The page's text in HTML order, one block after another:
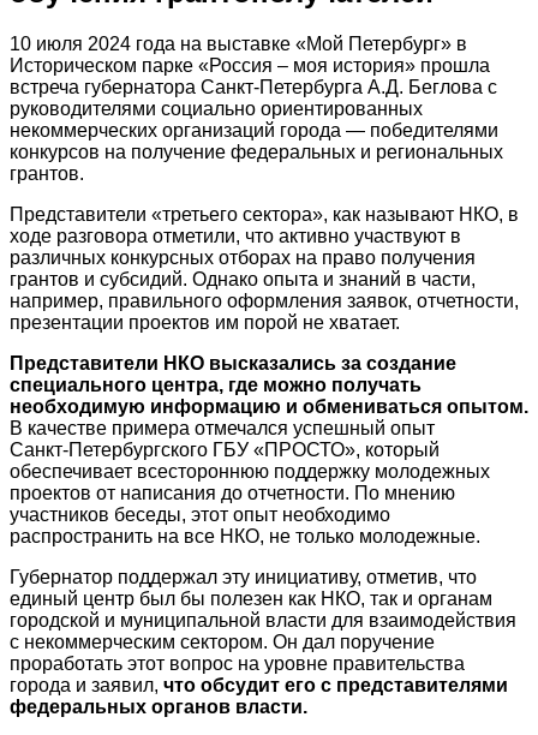
10 июля 2024 года на выставке «Мой Петербург» в
Историческом парке «Россия – моя история» прошла
встреча губернатора Санкт-Петербурга А.Д. Беглова с
руководителями социально ориентированных
некоммерческих организаций города — победителями
конкурсов на получение федеральных и региональных
грантов.
Представители «третьего сектора», как называют НКО, в
ходе разговора отметили, что активно участвуют в
различных конкурсных отборах на право получения
грантов и субсидий. Однако опыта и знаний в части,
например, правильного оформления заявок, отчетности,
презентации проектов им порой не хватает.
Представители НКО высказались за создание
специального центра, где можно получать
необходимую информацию и обмениваться опытом.
В качестве примера отмечался успешный опыт
Санкт‑Петербургского ГБУ «ПРОСТО», который
обеспечивает всестороннюю поддержку молодежных
проектов от написания до отчетности. По мнению
участников беседы, этот опыт необходимо
распространить на все НКО, не только молодежные.
Губернатор поддержал эту инициативу, отметив, что
единый центр был бы полезен как НКО, так и органам
городской и муниципальной власти для взаимодействия
с некоммерческим сектором. Он дал поручение
проработать этот вопрос на уровне правительства
города и заявил, что обсудит его с представителями
федеральных органов власти.